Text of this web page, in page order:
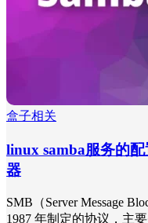
盒子相关
linux samba服务的
器
SMB（Server Message
1987 年制定的协议，主